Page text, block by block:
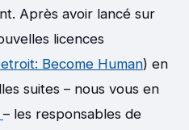
Après avoir lancé sur
licences
Become Human) en
suites – nous vous en
– les responsables de